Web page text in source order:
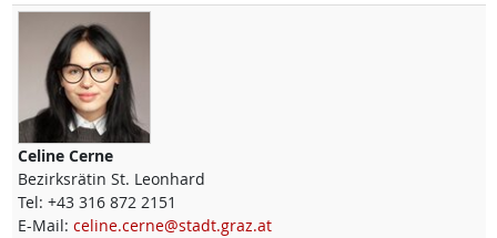
Celine Cerne
Bezirksrätin St. Leonhard
Tel: +43 316 872 2151
E-Mail: celine.cerne@stadt.graz.at